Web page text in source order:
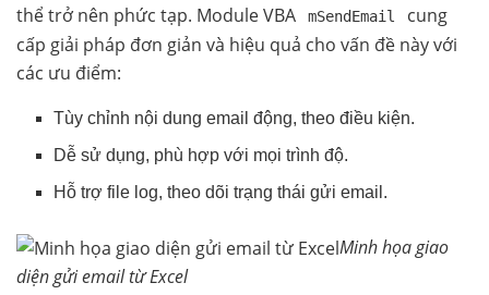
thể trở nên phức tạp. Module VBA
mSendEmail
cung
cấp giải pháp đơn giản và hiệu quả cho vấn đề này với
các ưu điểm:
Tùy chỉnh nội dung email động, theo điều kiện.
Dễ sử dụng, phù hợp với mọi trình độ.
Hỗ trợ file log, theo dõi trạng thái gửi email.
Minh họa giao
diện gửi email từ Excel